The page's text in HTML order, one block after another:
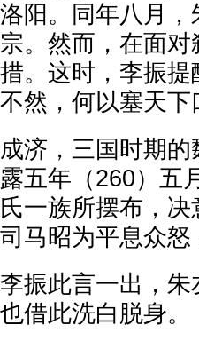
洛阳。同年八月
宗。然而，在面
措。这时，李振提
不然，何以塞天下
成济，三国时期
露五年（260）五
氏一族所摆布，
司马昭为平息众
李振此言一出，
也借此洗白脱身。